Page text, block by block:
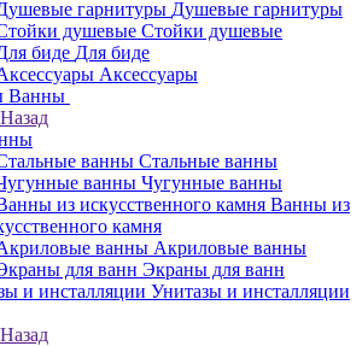
Душевые гарнитуры
Стойки душевые
Для биде
Аксессуары
Ванны
Назад
Стальные ванны
Чугунные ванны
Ванны из
камня
Акриловые ванны
Экраны для ванн
Унитазы и инсталляции
Назад